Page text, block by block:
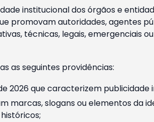
institucional dos órgãos e
promovam autoridades, agentes
técnicas, legais, emergenciais
as seguintes providências:
que caracterizem publicidade
slogans ou elementos da